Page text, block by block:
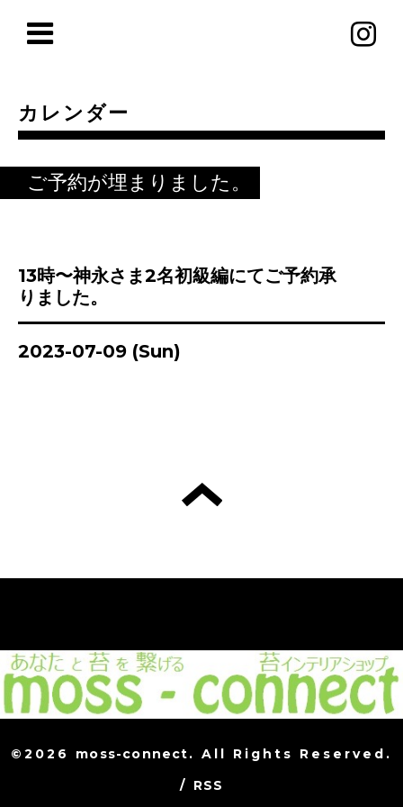
カレンダー
ご予約が埋まりました。
13時〜神永さま2名初級編にてご予約承
りました。
2023-07-09 (Sun)
©2026 moss-connect. All Rights Reserved.
/ RSS